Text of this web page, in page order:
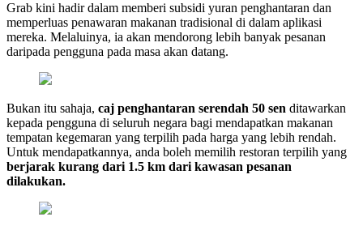
Grab kini hadir dalam memberi subsidi yuran penghantaran dan
memperluas penawaran makanan tradisional di dalam aplikasi
mereka. Melaluinya, ia akan mendorong lebih banyak pesanan
daripada pengguna pada masa akan datang.
Bukan itu sahaja, caj penghantaran serendah 50 sen ditawarkan
kepada pengguna di seluruh negara bagi mendapatkan makanan
tempatan kegemaran yang terpilih pada harga yang lebih rendah.
Untuk mendapatkannya, anda boleh memilih restoran terpilih yang
berjarak kurang dari 1.5 km dari kawasan pesanan
dilakukan.